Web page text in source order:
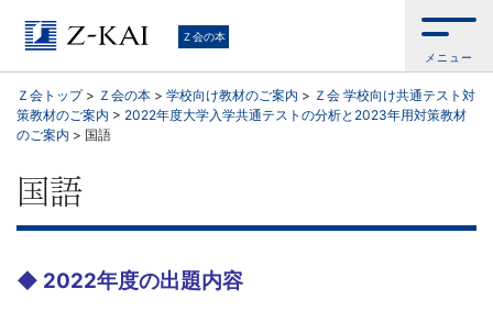
学
習
参
考
書
か
Ｚ会の本
メニュー
Ｚ会トップ> Ｚ会の本 > 学校向け教材のご案内 > Ｚ会 学校向け共通テスト対
策教材のご案内 > 2022年度大学入学共通テストの分析と2023年用対策教材
のご案内 > 国語
国語
◆ 2022年度の出題内容